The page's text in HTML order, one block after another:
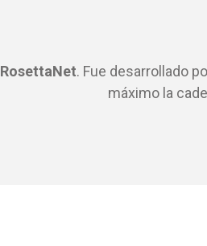
RosettaNet. Fue desarrollado
máximo la